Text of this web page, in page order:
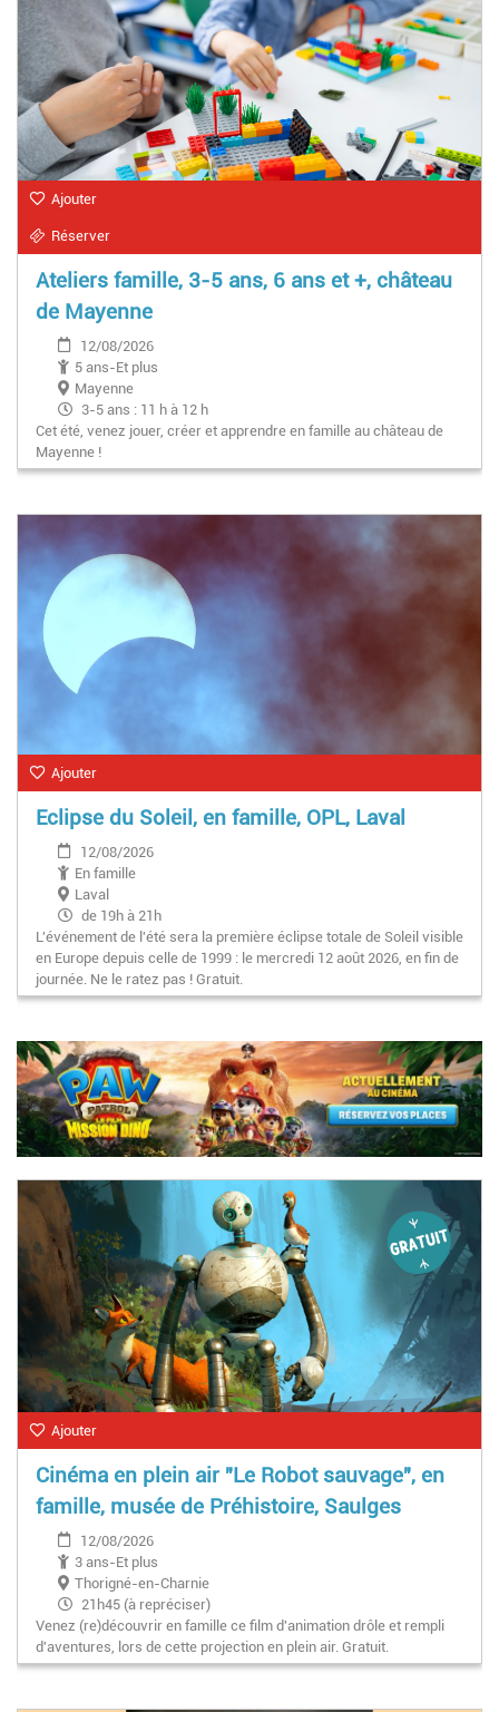
Ajouter
Réserver
Ateliers famille, 3-5 ans, 6 ans et +, château
de Mayenne
12/08/2026
5 ans-Et plus
Mayenne
3-5 ans : 11 h à 12 h
6 ans et + : 14 h 30 à 16 30
Cet été, venez jouer, créer et apprendre en famille au château de
Mayenne !
Ajouter
Eclipse du Soleil, en famille, OPL, Laval
12/08/2026
En famille
Laval
de 19h à 21h
L'événement de l'été sera la première éclipse totale de Soleil visible
en Europe depuis celle de 1999 : le mercredi 12 août 2026, en fin de
journée. Ne le ratez pas ! Gratuit.
Ajouter
Cinéma en plein air "Le Robot sauvage", en
famille, musée de Préhistoire, Saulges
12/08/2026
3 ans-Et plus
Thorigné-en-Charnie
21h45 (à repréciser)
Venez (re)découvrir en famille ce film d'animation drôle et rempli
d'aventures, lors de cette projection en plein air. Gratuit.